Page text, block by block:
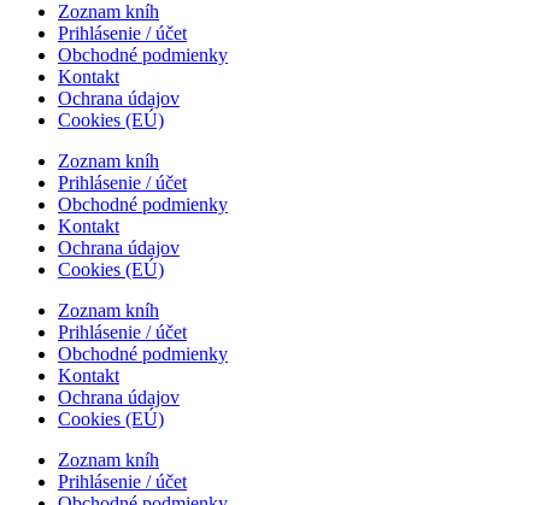
Zoznam kníh
Prihlásenie / účet
Obchodné podmienky
Kontakt
Ochrana údajov
Cookies (EÚ)
Zoznam kníh
Prihlásenie / účet
Obchodné podmienky
Kontakt
Ochrana údajov
Cookies (EÚ)
Zoznam kníh
Prihlásenie / účet
Obchodné podmienky
Kontakt
Ochrana údajov
Cookies (EÚ)
Zoznam kníh
Prihlásenie / účet